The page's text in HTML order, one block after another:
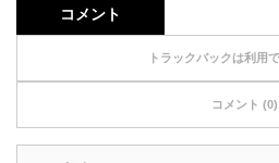
コメント
トラックバックは利用
コメント (0)